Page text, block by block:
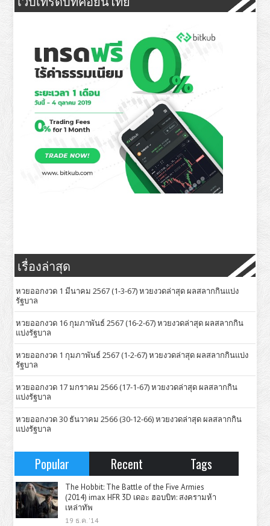
เรื่องล่าสุด
หวยออกงวด 1 มีนาคม 2567 (1-3-67) หวยงวดล่าสุด ผลสลากกินแบ่ง
รัฐบาล
หวยออกงวด 16 กุมภาพันธ์ 2567 (16-2-67) หวยงวดล่าสุด ผลสลากกิน
แบ่งรัฐบาล
หวยออกงวด 1 กุมภาพันธ์ 2567 (1-2-67) หวยงวดล่าสุด ผลสลากกินแบ่ง
รัฐบาล
หวยออกงวด 17 มกราคม 2566 (17-1-67) หวยงวดล่าสุด ผลสลากกิน
แบ่งรัฐบาล
หวยออกงวด 30 ธันวาคม 2566 (30-12-66) หวยงวดล่าสุด ผลสลากกิน
แบ่งรัฐบาล
Popular Recent Tags
The Hobbit: The Battle of the Five Armies
(2014) imax HFR 3D เดอะ ฮอบบิท: สงครามห้า
เหล่าทัพ
19 ธ.ค. '14